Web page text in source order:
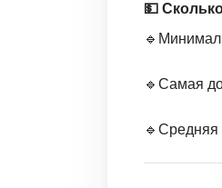
💵
🔹Самая
🔹Средняя